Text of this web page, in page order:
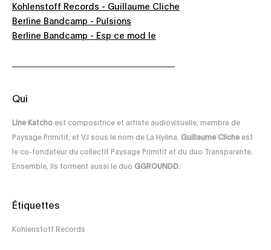
Kohlenstoff Records - Guillaume Cliche
Berline Bandcamp - Pulsions
Berline Bandcamp - Esp ce mod le
Qui
Line Katcho est compositrice et artiste audiovisuelle, membre de
Paysage Primitif, et VJ sous le nom de La Hyèna. Guillaume Clicheest
le co-fondateur du collectif Paysage Primitif et du duo Transparente.
Ensemble, ils forment aussi le duo GGROUNDD
Étiquettes
Kohlenstoff Records